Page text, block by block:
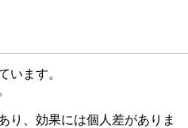
います。
り、効果には個人差がありま